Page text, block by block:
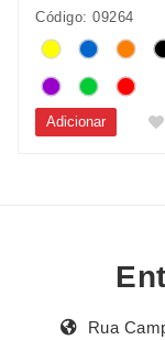
Código: 09264
Adicionar
Rua